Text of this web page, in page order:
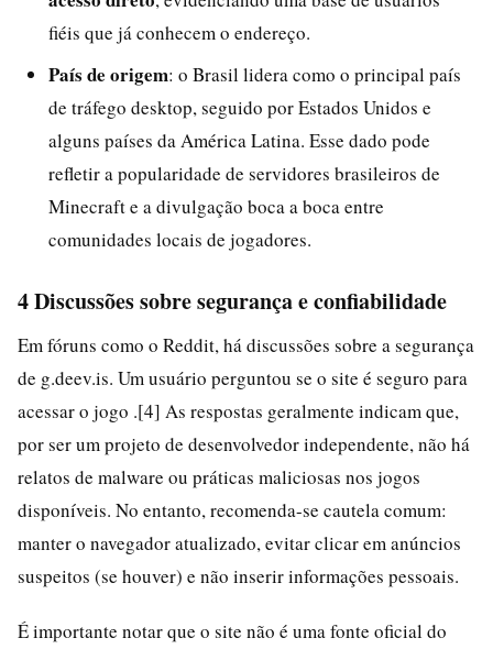
fiéis que já conhecem o endereço.
País de origem: o Brasil lidera como o principal país
de tráfego desktop, seguido por Estados Unidos e
alguns países da América Latina. Esse dado pode
refletir a popularidade de servidores brasileiros de
Minecraft e a divulgação boca a boca entre
comunidades locais de jogadores.
4 Discussões sobre segurança e confiabilidade
Em fóruns como o Reddit, há discussões sobre a segurança
de g.deev.is. Um usuário perguntou se o site é seguro para
acessar o jogo .[4] As respostas geralmente indicam que,
por ser um projeto de desenvolvedor independente, não há
relatos de malware ou práticas maliciosas nos jogos
disponíveis. No entanto, recomenda-se cautela comum:
manter o navegador atualizado, evitar clicar em anúncios
suspeitos (se houver) e não inserir informações pessoais.
É importante notar que o site não é uma fonte oficial do